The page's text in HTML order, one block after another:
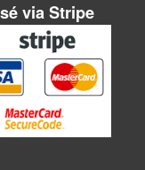
via Stripe